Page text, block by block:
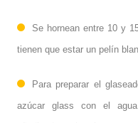
Se hornean entre 10 y
tienen que estar un pelín
Para preparar el
azúcar glass con el